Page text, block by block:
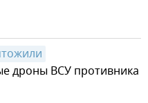
дроны ВСУ противника